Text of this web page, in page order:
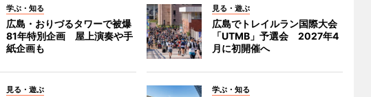
学ぶ・知る
広島・おりづるタワーで被爆
81年特別企画 屋上演奏や手
紙企画も
見る・遊ぶ
広島でトレイルラン国際大会
「UTMB」予選会 2027年4
月に初開催へ
見る・遊ぶ 学ぶ・知る